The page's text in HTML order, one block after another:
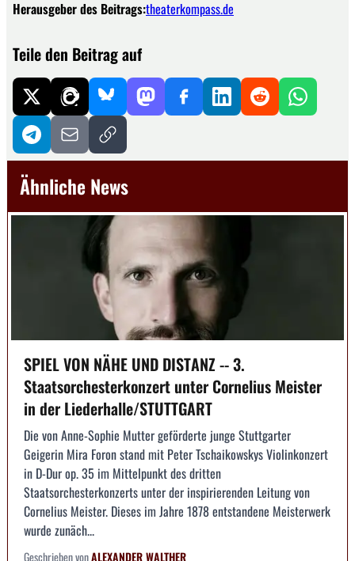
Herausgeber des Beitrags:theaterkompass.de
Teile den Beitrag auf
Ähnliche News
SPIEL VON NÄHE UND DISTANZ -- 3.
Staatsorchesterkonzert unter Cornelius Meister
in der Liederhalle/STUTTGART
Die von Anne-Sophie Mutter geförderte junge Stuttgarter
Geigerin Mira Foron stand mit Peter Tschaikowskys Violinkonzert
in D-Dur op. 35 im Mittelpunkt des dritten
Staatsorchesterkonzerts unter der inspirierenden Leitung von
Cornelius Meister. Dieses im Jahre 1878 entstandene Meisterwerk
wurde zunäch...
Geschrieben vonALEXANDER WALTHER